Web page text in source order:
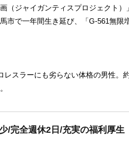
（ジャイガンティスプロジェクト
市で一年間生き延び、「G-561無限
スラーにも劣らない体格の男性。
/完全週休2日/充実の福利厚生